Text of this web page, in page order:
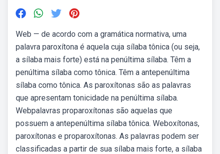
Web — de acordo com a gramática normativa, uma
palavra paroxítona é aquela cuja sílaba tônica (ou seja,
a sílaba mais forte) está na penúltima sílaba. Têm a
penúltima sílaba como tônica. Têm a antepenúltima
sílaba como tônica. As paroxítonas são as palavras
que apresentam tonicidade na penúltima sílaba.
Webpalavras proparoxítonas são aquelas que
possuem a antepenúltima sílaba tônica. Weboxítonas,
paroxítonas e proparoxítonas. As palavras podem ser
classificadas a partir de sua sílaba mais forte, a sílaba